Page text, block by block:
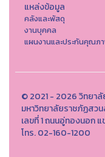
แหล่งข้อมูล
คลังและพัสดุ
งานบุคคล
แผนงานและประกันคุณภ
© 2021 - 2026 วิทยา
มหาวิทยาลัยราชภัฏสว
เลขที่ 1 ถนนอู่ทองนอก
โทร. 02-160-1200